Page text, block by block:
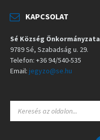
KAPCSOLAT
Sé Község Önkormányzata
9789 Sé, Szabadság u. 29.
Telefon: +36 94/540-535
Email: jegyzo@se.hu
A